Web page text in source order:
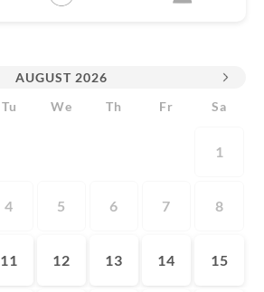
AUGUST 2026
Tu We Th Fr Sa
1
4 5 6 7 8
11 12 13 14 15